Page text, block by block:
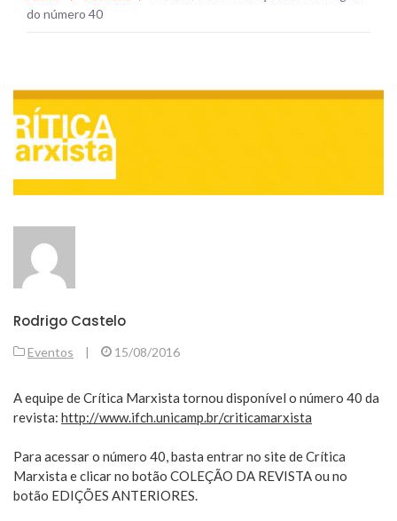
do número 40
Rodrigo Castelo
Eventos | 15/08/2016
A equipe de Crítica Marxista tornou disponível o número 40 da
revista: http://www.ifch.unicamp.br/criticamarxista
Para acessar o número 40, basta entrar no site de Crítica
Marxista e clicar no botão COLEÇÃO DA REVISTA ou no
botão EDIÇÕES ANTERIORES.